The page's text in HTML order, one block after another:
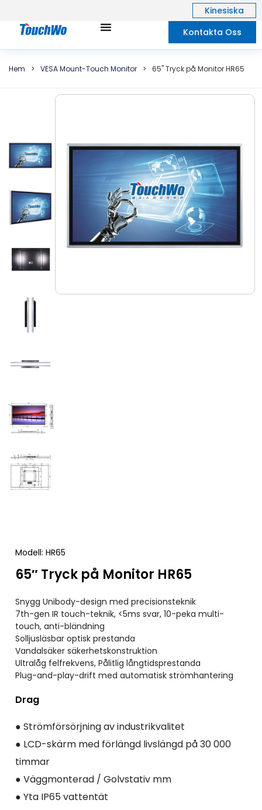
Kinesiska
Kontakta Oss
Hem > VESA Mount-Touch Monitor > 65" Tryck på Monitor HR65
Modell: HR65
65″ Tryck på Monitor HR65
Snygg Unibody-design med precisionsteknik
7th-gen IR touch-teknik, <5ms svar, 10-peka multi-
touch, anti-bländning
Solljusläsbar optisk prestanda
Vandalsäker säkerhetskonstruktion
Ultralåg felfrekvens, Pålitlig långtidsprestanda
Plug-and-play-drift med automatisk strömhantering
Drag
● Strömförsörjning av industrikvalitet
● LCD-skärm med förlängd livslängd på 30 000
timmar
● Väggmonterad / Golvstativ mm
● Yta IP65 vattentät